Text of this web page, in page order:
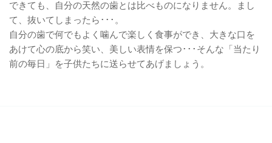
できても、自分の天然の歯とは比べものになりません。まし
て、抜いてしまったら･･･。
自分の歯で何でもよく噛んで楽しく食事ができ、大きな口を
あけて心の底から笑い、美しい表情を保つ･･･そんな「当たり
前の毎日」を子供たちに送らせてあげましょう。